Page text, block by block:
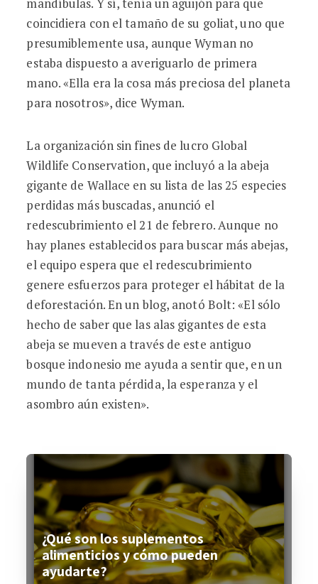
coincidiera con el tamaño de su goliat, uno que
presumiblemente usa, aunque Wyman no
estaba dispuesto a averiguarlo de primera
mano. «Ella era la cosa más preciosa del planeta
para nosotros», dice Wyman.
La organización sin fines de lucro Global
Wildlife Conservation, que incluyó a la abeja
gigante de Wallace en su lista de las 25 especies
perdidas más buscadas, anunció el
redescubrimiento el 21 de febrero. Aunque no
hay planes establecidos para buscar más abejas,
el equipo espera que el redescubrimiento
genere esfuerzos para proteger el hábitat de la
deforestación. En un blog, anotó Bolt: «El sólo
hecho de saber que las alas gigantes de esta
abeja se mueven a través de este antiguo
bosque indonesio me ayuda a sentir que, en un
mundo de tanta pérdida, la esperanza y el
asombro aún existen».
¿Qué son los suplementos
alimenticios y cómo pueden
ayudarte?